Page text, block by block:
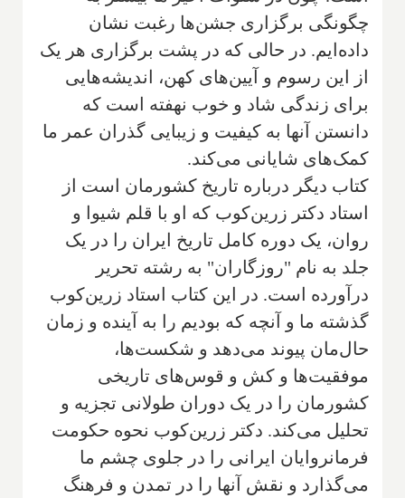
چگونگی برگزاری جشن‌ها رغبت نشان
داده‌ایم. در حالی که در پشت برگزاری هر یک
از این رسوم و آیین‌های کهن، اندیشه‌هایی
برای زندگی شاد و خوب نهفته است که
دانستن آنها به کیفیت و زیبایی گذران عمر ما
کمک‌های شایا‌نی می‌کند.
کتاب دیگر درباره تاریخ کشورمان است از
استاد دکتر زرین‌کوب که او با قلم شیوا و
روان، یک دوره کامل تاریخ ایران را در یک
جلد به نام "روزگاران" به رشته تحریر
درآورده است. در این کتاب استاد زرین‌کوب
گذشته ما و آنچه که بودیم را به آینده و زمان
حال‌مان پیوند می‌دهد و شکست‌ها،
موفقیت‌ها و کش و قوس‌های تاریخی
کشورمان را در یک دوران طولانی تجزیه و
تحلیل می‌کند. دکتر زرین‌کوب نحوه حکومت
فرمانروایان ایرانی را در جلوی چشم ما
می‌گذارد و نقش آنها را در تمدن و فرهنگ